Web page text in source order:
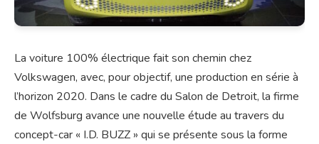
La voiture 100% électrique fait son chemin chez
Volkswagen, avec, pour objectif, une production en série à
l’horizon 2020. Dans le cadre du Salon de Detroit, la firme
de Wolfsburg avance une nouvelle étude au travers du
concept-car « I.D. BUZZ » qui se présente sous la forme